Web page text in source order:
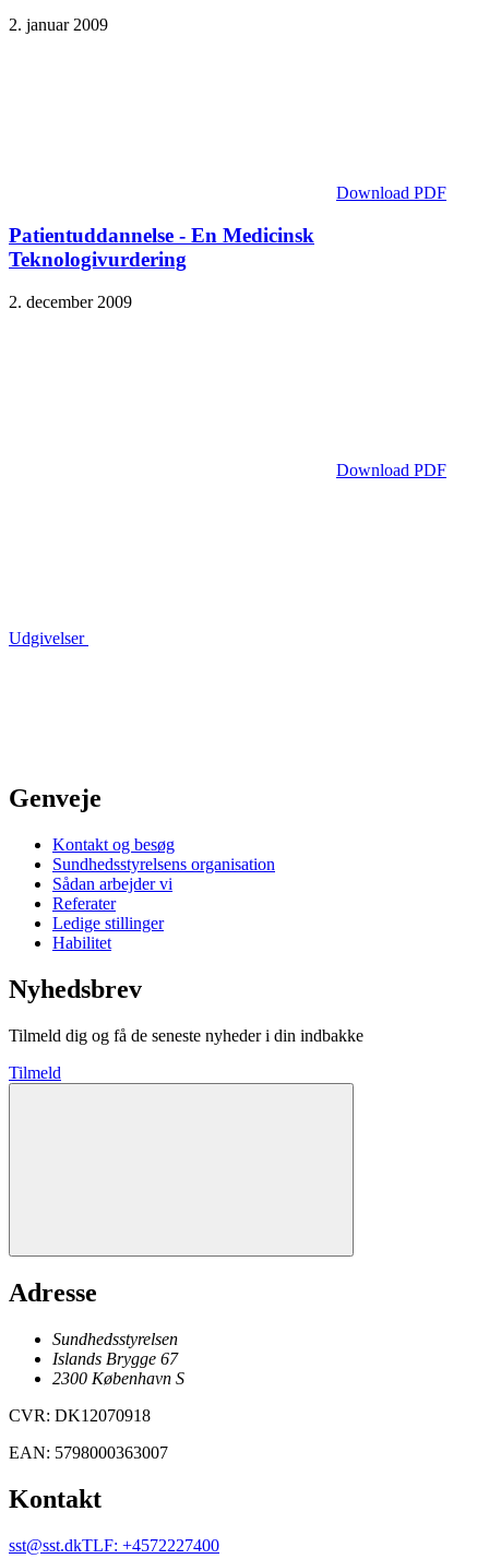
2. januar 2009
Download PDF
Patientuddannelse - En Medicinsk
Teknologivurdering
2. december 2009
Download PDF
Udgivelser
Genveje
Kontakt og besøg
Sundhedsstyrelsens organisation
Sådan arbejder vi
Referater
Ledige stillinger
Habilitet
Nyhedsbrev
Tilmeld dig og få de seneste nyheder i din indbakke
Tilmeld
Adresse
Sundhedsstyrelsen
Islands Brygge 67
2300 København S
CVR: DK12070918
EAN: 5798000363007
Kontakt
sst@sst.dkTLF: +4572227400